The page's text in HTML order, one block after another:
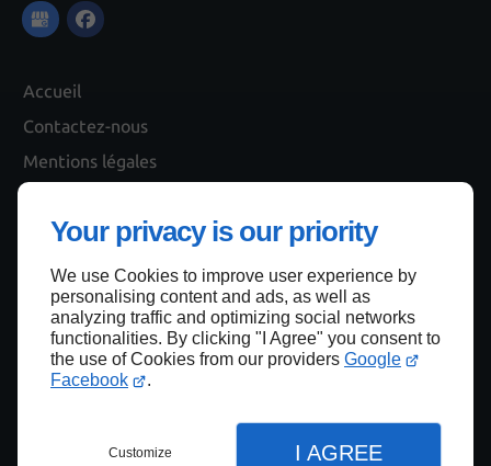
Your privacy is our priority
We use Cookies to improve user experience by
personalising content and ads, as well as
analyzing traffic and optimizing social networks
functionalities. By clicking "I Agree" you consent to
the use of Cookies from our providers Google
Facebook
.
Customize I AGREE
Accueil
Contactez-nous
Mentions légales
Haut de page